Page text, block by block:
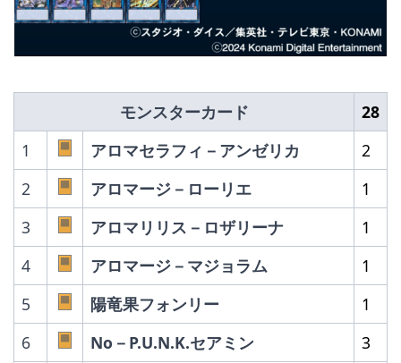
モンスターカード
28
1
アロマセラフィ－アンゼリカ
2
2
アロマージ－ローリエ
1
3
アロマリリス－ロザリーナ
1
4
アロマージ－マジョラム
1
5
陽竜果フォンリー
1
6
No－P.U.N.K.セアミン 3